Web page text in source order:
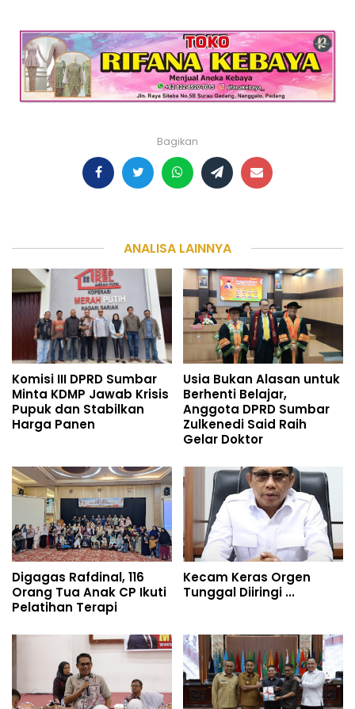
Bagikan
ANALISA LAINNYA
Komisi III DPRD Sumbar
Minta KDMP Jawab Krisis
Pupuk dan Stabilkan
Harga Panen
Usia Bukan Alasan untuk
Berhenti Belajar,
Anggota DPRD Sumbar
Zulkenedi Said Raih
Gelar Doktor
Digagas Rafdinal, 116
Orang Tua Anak CP Ikuti
Pelatihan Terapi
Kecam Keras Orgen
Tunggal Diiringi ...